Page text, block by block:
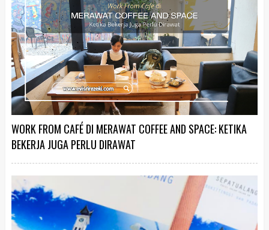
WORK FROM CAFÉ DI MERAWAT COFFEE AND SPACE: KETIKA
BEKERJA JUGA PERLU DIRAWAT